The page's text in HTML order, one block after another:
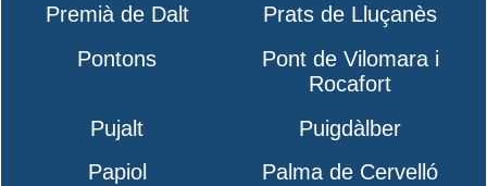
Premià de Dalt
Prats de Lluçanès
Pontons
Pont de Vilomara i
Rocafort
Pujalt
Puigdàlber
Papiol
Palma de Cervelló